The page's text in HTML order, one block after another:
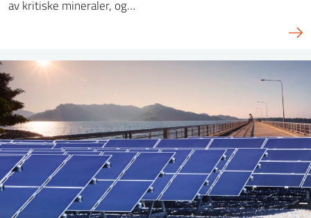
av kritiske mineraler, og…